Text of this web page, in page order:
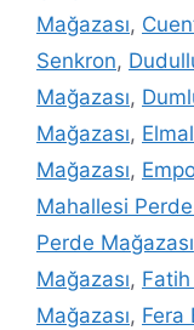
Mağazası,
Senkron,
Mağazası,
Mağazası,
Mağazası,
Mahallesi
Perde Mağazası
Mağazası,
Mağazası, Fera